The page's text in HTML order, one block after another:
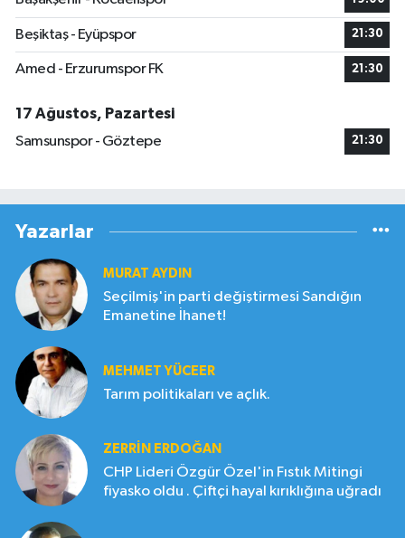
Beşiktaş - Eyüpspor 21:30
Amed - Erzurumspor FK 21:30
17 Ağustos, Pazartesi
Samsunspor - Göztepe
21:30
Yazarlar
MURAT AYDIN
Seçilmiş'in parti değiştirmesi Sandığın
Emanetine İhanet!
MEHMET YÜCEER
Tarım politikaları ve açlık.
ZERRIN ERDOĞAN
CHP Lideri Özgür Özel'in Fıstık Mitingi
fiyasko oldu . Çiftçi hayal kırıklığına uğradı